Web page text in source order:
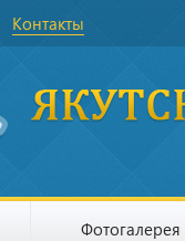
Контакты
Фотогалерея